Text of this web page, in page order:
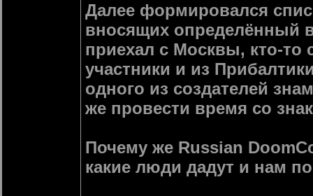
Далее формировался
вносящих определённый
приехал с Москвы, кто-то
участники и из
одного из создателей
же провести время со
Почему же Russian
какие люди дадут и нам